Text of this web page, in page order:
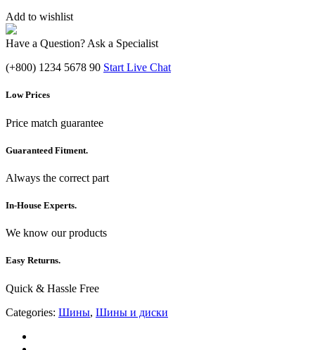
Add to wishlist
Have a Question? Ask a Specialist
(+800) 1234 5678 90 Start Live Chat
Low Prices
Price match guarantee
Guaranteed Fitment.
Always the correct part
In-House Experts.
We know our products
Easy Returns.
Quick & Hassle Free
Categories: Шины, Шины и диски